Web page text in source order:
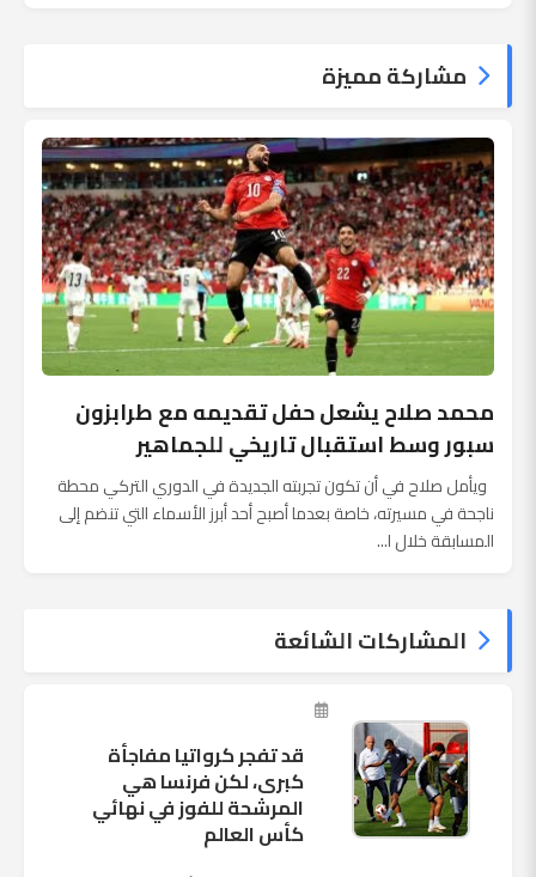
مشاركة مميزة
محمد صلاح يشعل حفل تقديمه مع طرابزون
سبور وسط استقبال تاريخي للجماهير
ويأمل صلاح في أن تكون تجربته الجديدة في الدوري التركي محطة
ناجحة في مسيرته، خاصة بعدما أصبح أحد أبرز الأسماء التي تنضم إلى
المسابقة خلال ا...
المشاركات الشائعة
قد تفجر كرواتيا مفاجأة
كبرى، لكن فرنسا هي
المرشحة للفوز في نهائي
كأس العالم